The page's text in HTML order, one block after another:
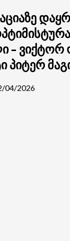
– ვიქტორ
პიტერ
04/2026